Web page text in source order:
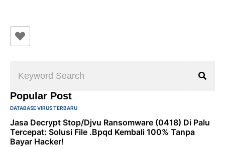
Popular Post
DATABASE VIRUS TERBARU
Jasa Decrypt Stop/Djvu Ransomware (0418) Di Palu
Tercepat: Solusi File .bpqd Kembali 100% Tanpa
Bayar Hacker!